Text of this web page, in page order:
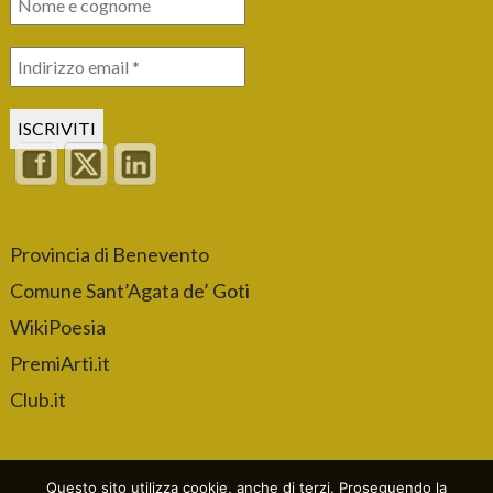
Provincia di Benevento
Comune Sant’Agata de’ Goti
WikiPoesia
PremiArti.it
Club.it
Questo sito utilizza cookie, anche di terzi. Proseguendo la